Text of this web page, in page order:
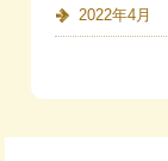
2022年4月